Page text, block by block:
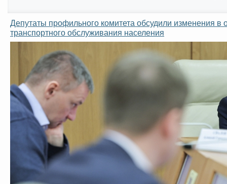
Депутаты профильного комитета обсудили изменения в
транспортного обслуживания населения